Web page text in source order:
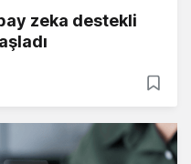
zeka destekli